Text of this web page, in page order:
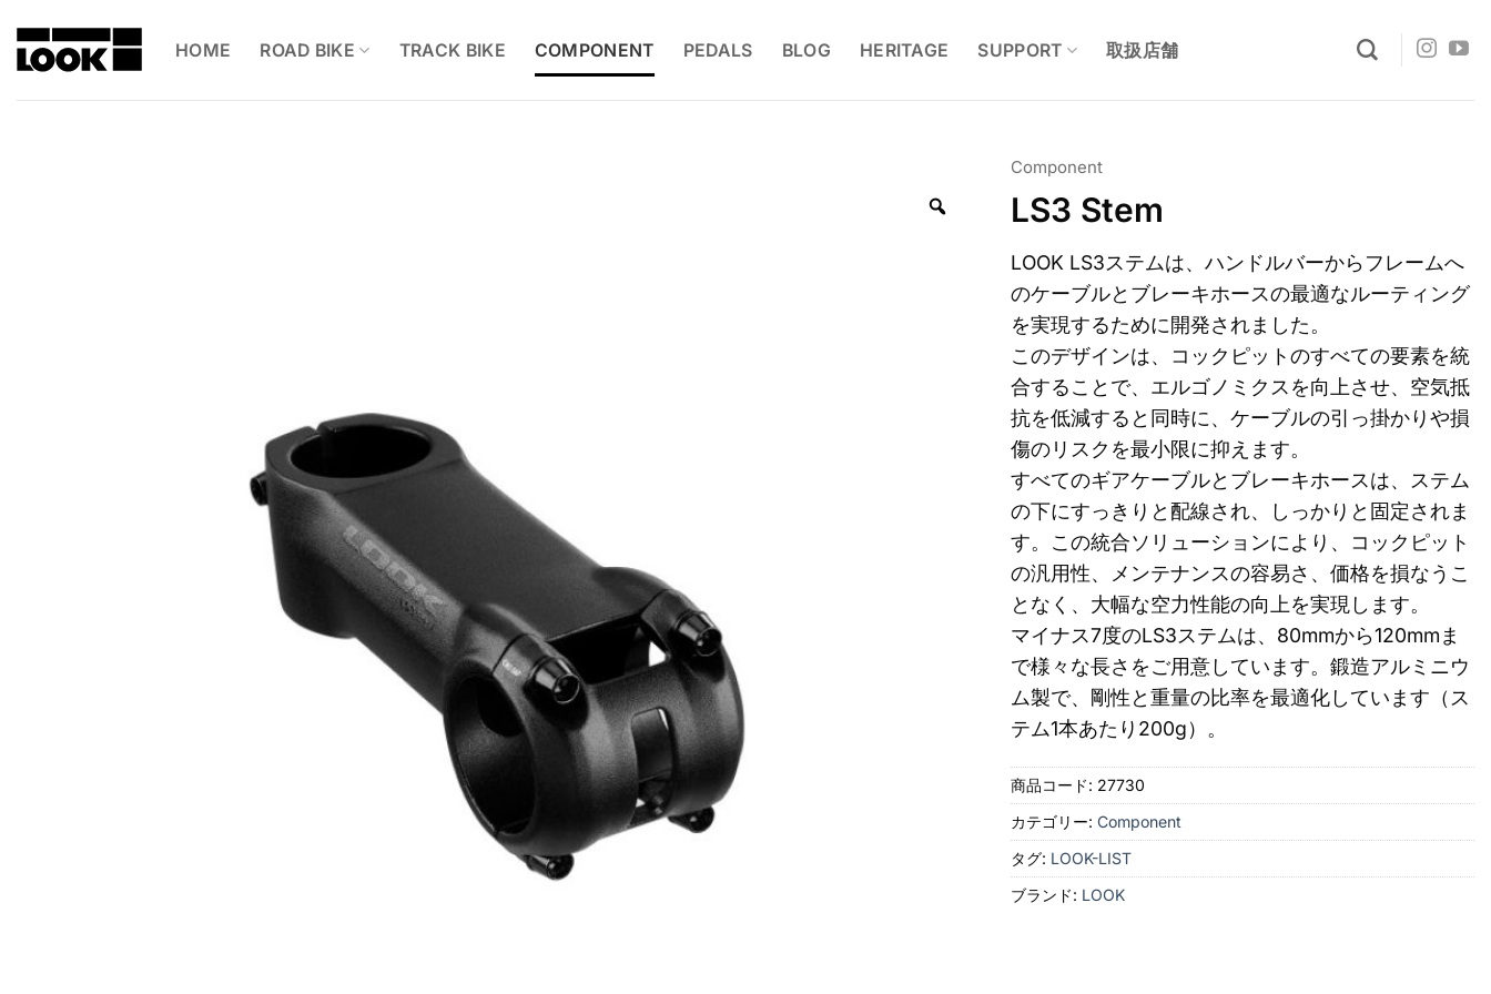
to
content
HOME ROAD BIKE TRACK BIKE COMPONENT PEDALS BLOG HERITAGE SUPPORT 取扱店舗
Component
LS3 Stem
LOOK LS3ステムは、ハンドルバーからフレームへ
のケーブルとブレーキホースの最適なルーティング
を実現するために開発されました。
このデザインは、コックピットのすべての要素を統
合することで、エルゴノミクスを向上させ、空気抵
抗を低減すると同時に、ケーブルの引っ掛かりや損
傷のリスクを最小限に抑えます。
すべてのギアケーブルとブレーキホースは、ステム
の下にすっきりと配線され、しっかりと固定されま
す。この統合ソリューションにより、コックピット
の汎用性、メンテナンスの容易さ、価格を損なうこ
となく、大幅な空力性能の向上を実現します。
マイナス7度のLS3ステムは、80mmから120mmま
で様々な長さをご用意しています。鍛造アルミニウ
ム製で、剛性と重量の比率を最適化しています（ス
テム1本あたり200g）。
商品コード: 27730
カテゴリー: Component
タグ: LOOK-LIST
ブランド: LOOK